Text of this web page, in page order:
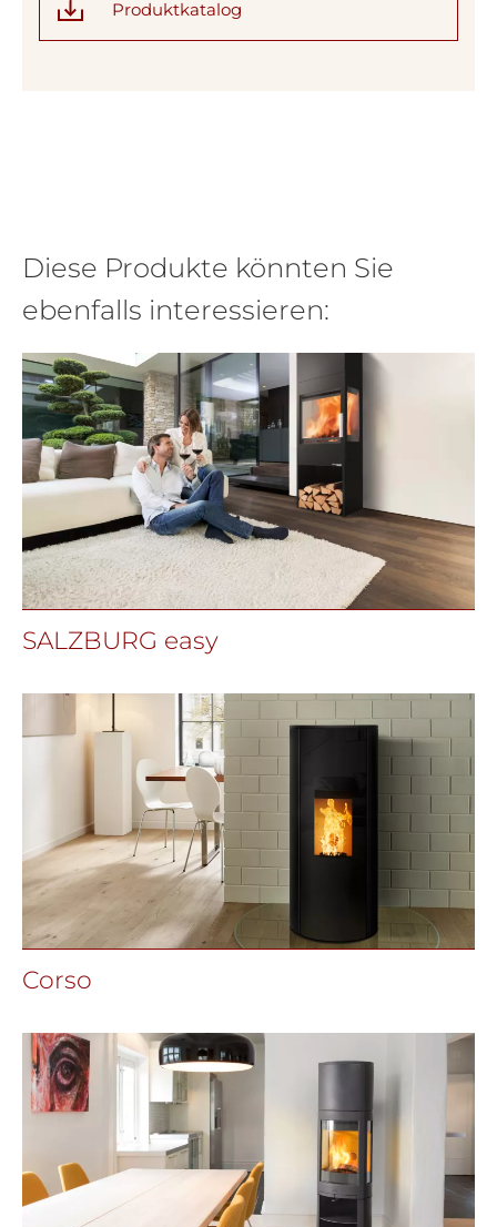
Produktkatalog
Diese Produkte könnten Sie
ebenfalls interessieren:
SALZBURG easy
Corso